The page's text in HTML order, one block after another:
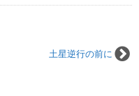
土星逆行の前に